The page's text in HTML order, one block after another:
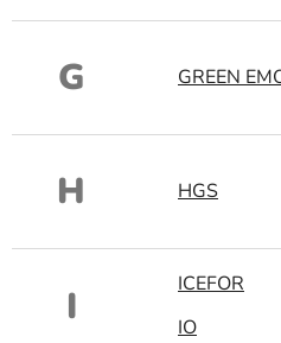
G GREEN
H HGS
I
ICEFOR
IO